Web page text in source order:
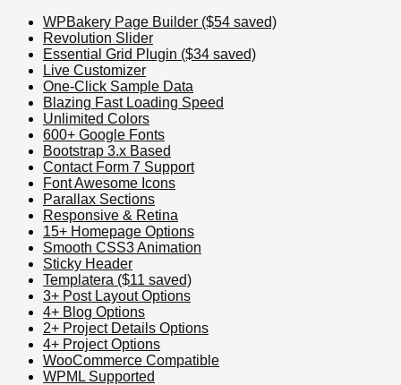
WPBakery Page Builder ($54 saved)
Revolution Slider
Essential Grid Plugin ($34 saved)
Live Customizer
One-Click Sample Data
Blazing Fast Loading Speed
Unlimited Colors
600+ Google Fonts
Bootstrap 3.x Based
Contact Form 7 Support
Font Awesome Icons
Parallax Sections
Responsive & Retina
15+ Homepage Options
Smooth CSS3 Animation
Sticky Header
Templatera ($11 saved)
3+ Post Layout Options
4+ Blog Options
2+ Project Details Options
4+ Project Options
WooCommerce Compatible
WPML Supported